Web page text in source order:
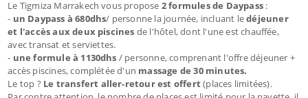
Le Tigmiza Marrakech vous propose 2 formules de Daypass:
- un Daypass à 680dhs/ personne la journée, incluant ledéjeuner
et l'accès aux deux piscines de l'hôtel, dont l'une est chauffée,
avec transat et serviettes.
- une formule à 1130dhs / personne, comprenant l'offre déjeuner +
accès piscines, complétée d'un massage de 30 minutes.
Le top ? Le transfert aller-retour est offert(places limitées).